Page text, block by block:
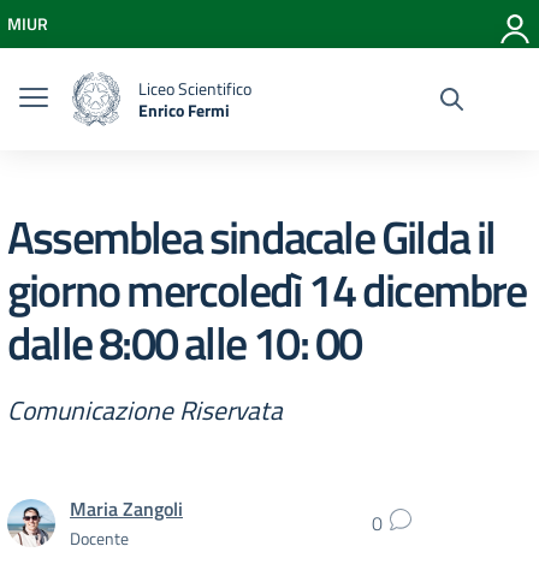
Vai al menu di navigazione
Vai al footer
MIUR
Liceo Scientifico
Enrico Fermi
Assemblea sindacale Gilda il
giorno mercoledì 14 dicembre
dalle 8:00 alle 10: 00
Comunicazione Riservata
Maria Zangoli
Docente 0